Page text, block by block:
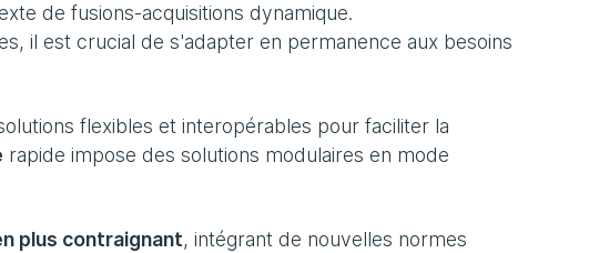
de fusions-acquisitions dynamique.
il est crucial de s'adapter en permanence aux besoins
flexibles et interopérables pour faciliter la
rapide impose des solutions modulaires en mode
plus contraignant, intégrant de nouvelles normes